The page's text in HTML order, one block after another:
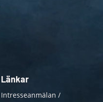
Länkar
Intresseanmälan /